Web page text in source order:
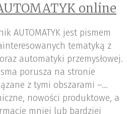
online
AUTOMATYK jest pismem
tematyką z
automatyki przemysłowej.
porusza na stronie
z tymi obszarami –
nowości produktowe, a
mniej lub bardziej